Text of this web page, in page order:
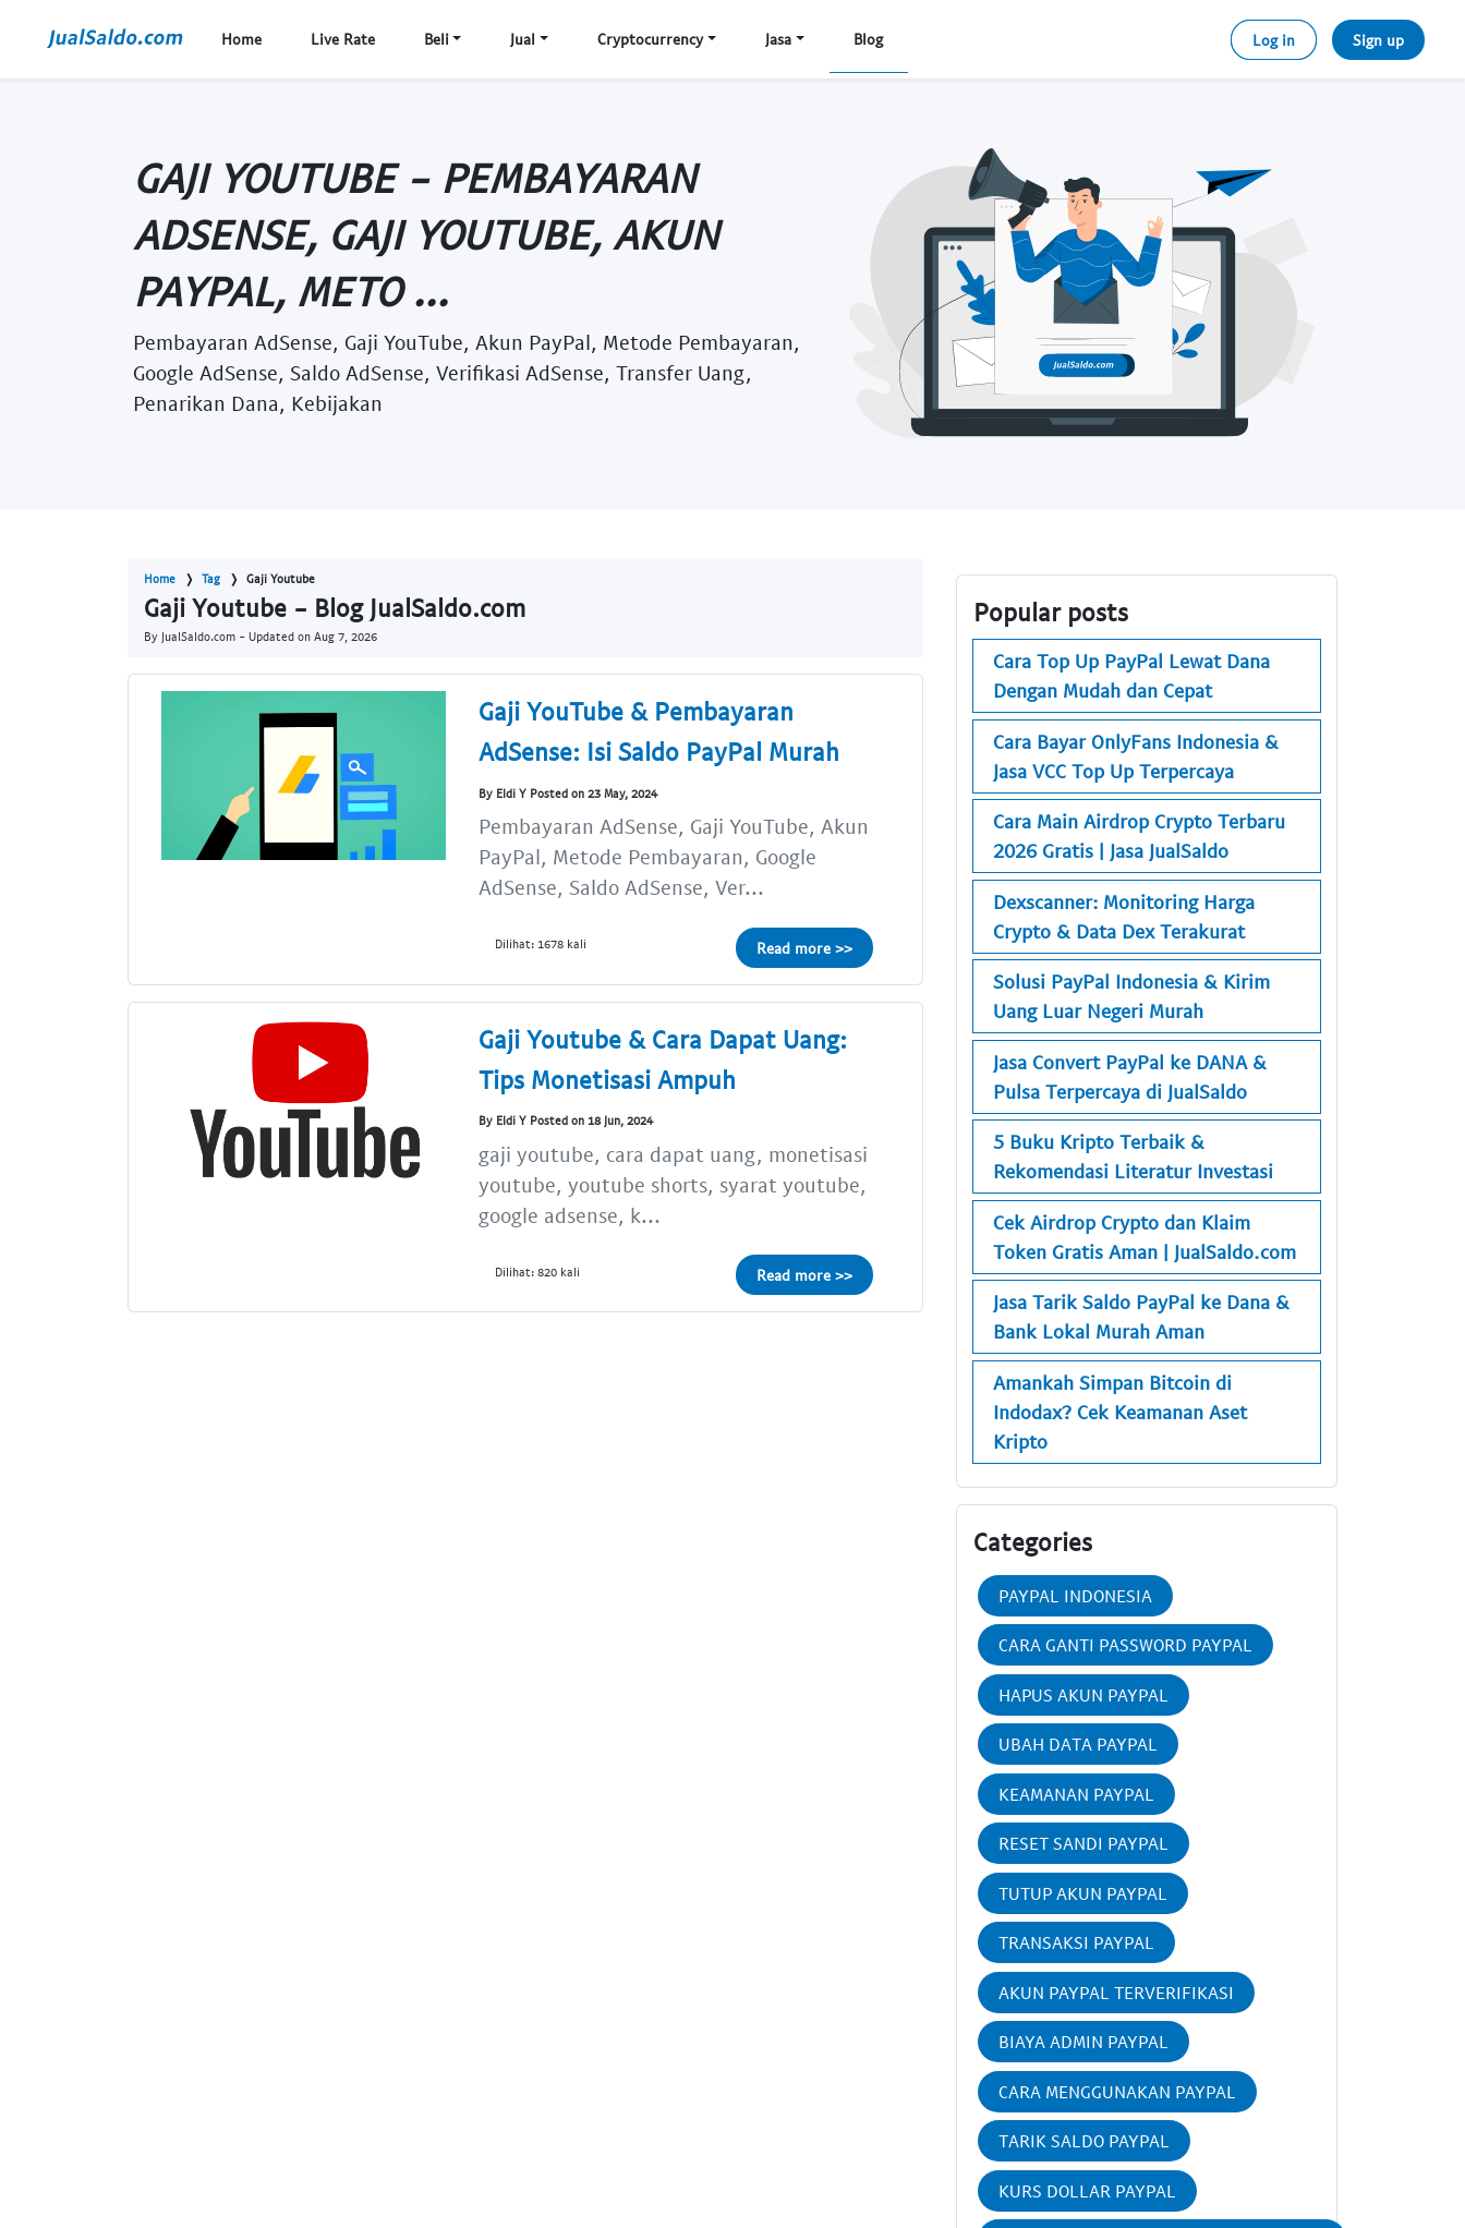
Home Live Rate Beli Jual Cryptocurrency Jasa Blog Log in Sign up
GAJI YOUTUBE - PEMBAYARAN
ADSENSE, GAJI YOUTUBE, AKUN
PAYPAL, METO ...
Pembayaran AdSense, Gaji YouTube, Akun PayPal, Metode Pembayaran,
Google AdSense, Saldo AdSense, Verifikasi AdSense, Transfer Uang,
Penarikan Dana, Kebijakan
Home Tag Gaji Youtube
Gaji Youtube - Blog JualSaldo.com
By JualSaldo.com - Updated on Aug 7, 2026
Gaji YouTube & Pembayaran
AdSense: Isi Saldo PayPal Murah
By Eldi Y Posted on 23 May, 2024
Pembayaran AdSense, Gaji YouTube, Akun
PayPal, Metode Pembayaran, Google
AdSense, Saldo AdSense, Ver...
Dilihat: 1678 kali Read more >>
Gaji Youtube & Cara Dapat Uang:
Tips Monetisasi Ampuh
By Eldi Y Posted on 18 Jun, 2024
gaji youtube, cara dapat uang, monetisasi
youtube, youtube shorts, syarat youtube,
google adsense, k...
Dilihat: 820 kali Read more >>
Popular posts
Cara Top Up PayPal Lewat Dana
Dengan Mudah dan Cepat
Cara Bayar OnlyFans Indonesia &
Jasa VCC Top Up Terpercaya
Cara Main Airdrop Crypto Terbaru
2026 Gratis | Jasa JualSaldo
Dexscanner: Monitoring Harga
Crypto & Data Dex Terakurat
Solusi PayPal Indonesia & Kirim
Uang Luar Negeri Murah
Jasa Convert PayPal ke DANA &
Pulsa Terpercaya di JualSaldo
5 Buku Kripto Terbaik &
Rekomendasi Literatur Investasi
Cek Airdrop Crypto dan Klaim
Token Gratis Aman | JualSaldo.com
Jasa Tarik Saldo PayPal ke Dana &
Bank Lokal Murah Aman
Amankah Simpan Bitcoin di
Indodax? Cek Keamanan Aset
Kripto
Categories
PAYPAL INDONESIA
CARA GANTI PASSWORD PAYPAL
HAPUS AKUN PAYPAL
UBAH DATA PAYPAL
KEAMANAN PAYPAL
RESET SANDI PAYPAL
TUTUP AKUN PAYPAL
TRANSAKSI PAYPAL
AKUN PAYPAL TERVERIFIKASI
BIAYA ADMIN PAYPAL
CARA MENGGUNAKAN PAYPAL
TARIK SALDO PAYPAL
KURS DOLLAR PAYPAL